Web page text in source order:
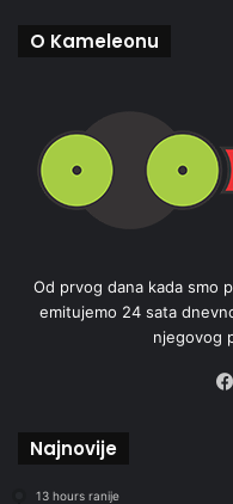
O Kameleonu
Od prvog dana kada smo
emitujemo 24 sata
njegovog
Najnovije
13 hours ranije